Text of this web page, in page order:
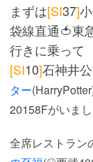
まずは[SI37]
袋線直通🍅東
行きに乗って
[SI10]石神井
ター
20158Fがいまし
全席レストラン